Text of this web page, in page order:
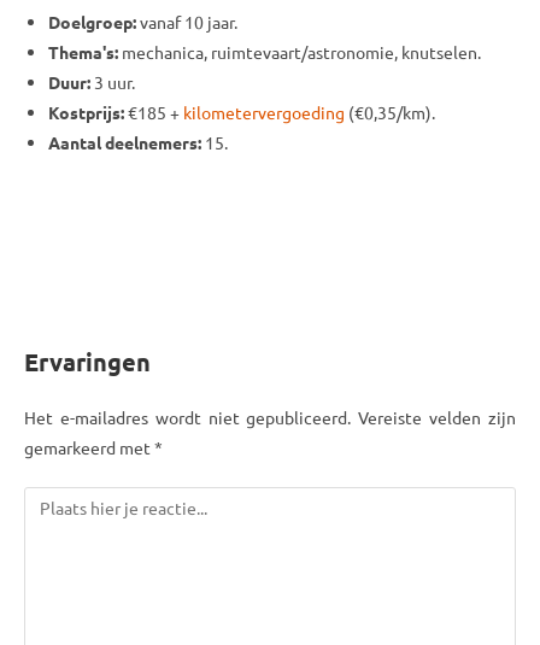
Doelgroep:vanaf 10 jaar.
Thema's: mechanica, ruimtevaart/astronomie, knutselen.
Duur: 3 uur.
Kostprijs:€185 + kilometervergoeding (€0,35/km).
Aantal deelnemers: 15.
Ervaringen
Het e-mailadres wordt niet gepubliceerd. Vereiste velden zijn
gemarkeerd met *
Reactie